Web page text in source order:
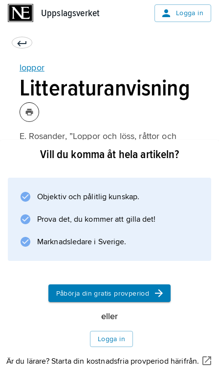
Uppslagsverket Logga in
loppor
Litteraturanvisning
E. Rosander, ”Loppor och löss, råttor och
möss”,
Information om artikeln
Vill du komma åt hela artikeln?
Objektiv och pålitlig kunskap.
Prova det, du kommer att gilla det!
Marknadsledare i Sverige.
Påbörja din gratis provperiod
eller
Logga in
Är du lärare? Starta din kostnadsfria provperiod härifrån.